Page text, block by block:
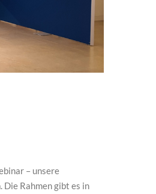
– unsere
Die Rahmen gibt es in